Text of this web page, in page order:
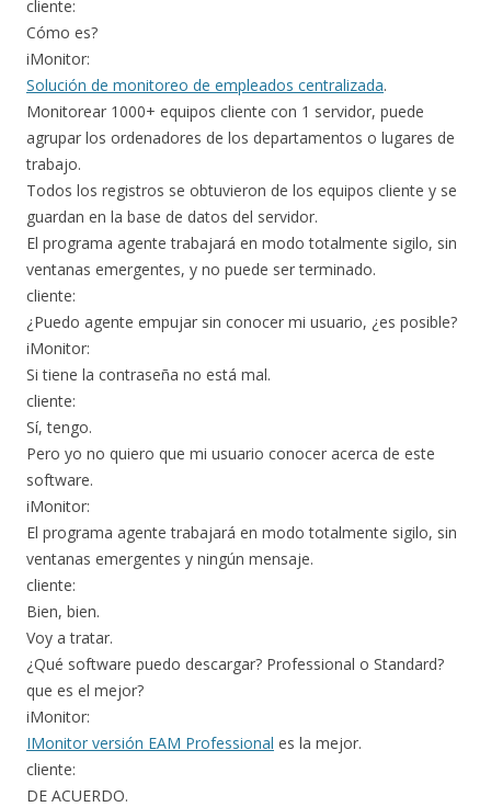
cliente:
Cómo es?
iMonitor:
Solución de monitoreo de empleados centralizada.
Monitorear 1000+ equipos cliente con 1 servidor, puede
agrupar los ordenadores de los departamentos o lugares de
trabajo.
Todos los registros se obtuvieron de los equipos cliente y se
guardan en la base de datos del servidor.
El programa agente trabajará en modo totalmente sigilo, sin
ventanas emergentes, y no puede ser terminado.
cliente:
¿Puedo agente empujar sin conocer mi usuario, ¿es posible?
iMonitor:
Si tiene la contraseña no está mal.
cliente:
Sí, tengo.
Pero yo no quiero que mi usuario conocer acerca de este
software.
iMonitor:
El programa agente trabajará en modo totalmente sigilo, sin
ventanas emergentes y ningún mensaje.
cliente:
Bien, bien.
Voy a tratar.
¿Qué software puedo descargar? Professional o Standard?
que es el mejor?
iMonitor:
IMonitor versión EAM Professional es la mejor.
cliente:
DE ACUERDO.